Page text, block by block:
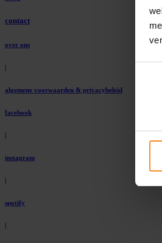
contact
over ons
|
algemene voorwaarden & privacybeleid
facebook
|
instagram
|
spotify
|